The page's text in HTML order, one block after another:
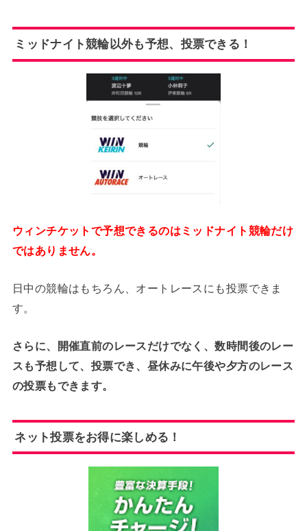
ミッドナイト競輪以外も予想、投票できる！
ウィンチケットで予想できるのはミッドナイト競輪だけ
ではありません。
日中の競輪はもちろん、オートレースにも投票できま
す。
さらに、開催直前のレースだけでなく、数時間後のレー
スも予想して、投票でき、昼休みに午後や夕方のレース
の投票もできます。
ネット投票をお得に楽しめる！